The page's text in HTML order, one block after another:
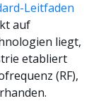
Leitfaden
auf
liegt,
etabliert
(RF),